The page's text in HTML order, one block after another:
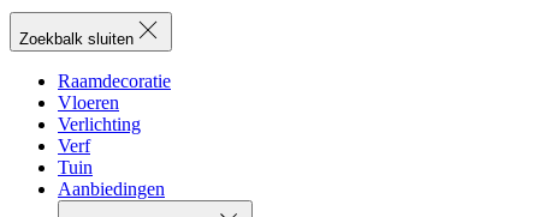
Zoekbalk sluiten
Raamdecoratie
Vloeren
Verlichting
Verf
Tuin
Aanbiedingen